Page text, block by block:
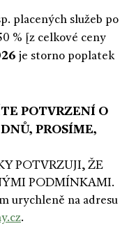
placených služeb po
% [z celkové ceny
je storno poplatek
POTVRZENÍ O
PROSÍME,
POTVRZUJI, ŽE
PODMÍNKAMI.
urychleně na adresu
.